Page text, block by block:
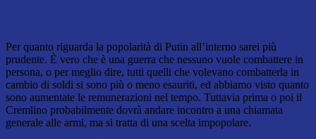
Per quanto riguarda la popolarità di Putin all’interno sarei più
prudente. È vero che è una guerra che nessuno vuole combattere in
persona, o per meglio dire, tutti quelli che volevano combatterla in
cambio di soldi si sono più o meno esauriti, ed abbiamo visto quanto
sono aumentate le remunerazioni nel tempo. Tuttavia prima o poi il
Cremlino probabilmente dovrà andare incontro a una chiamata
generale alle armi, ma si tratta di una scelta impopolare.